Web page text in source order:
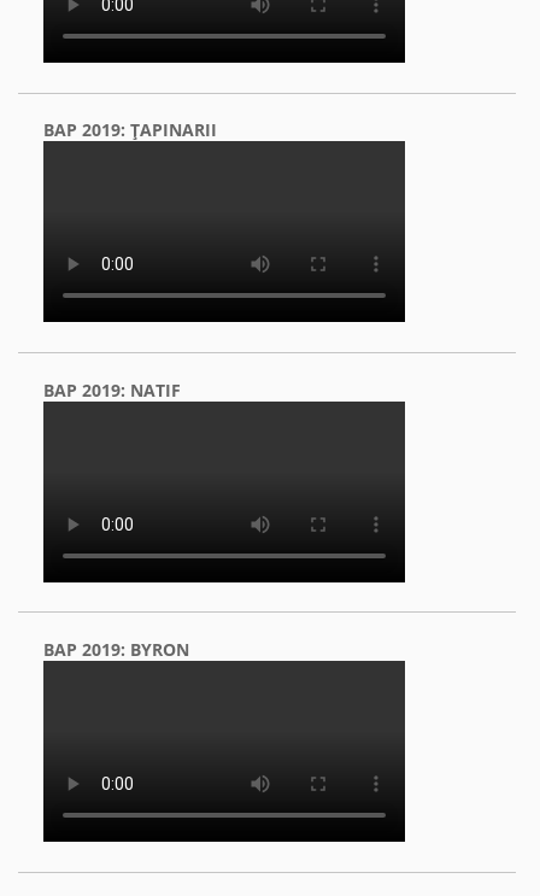
BAP 2019: ŢAPINARII
BAP 2019: NATIF
BAP 2019: BYRON